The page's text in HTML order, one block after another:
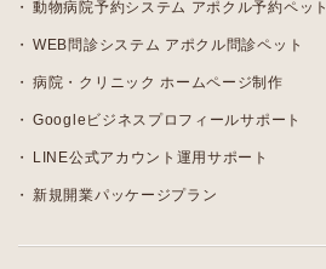
動物病院予約システム アポクル予約ペット
WEB問診システム アポクル問診ペット
病院・クリニック ホームページ制作
Googleビジネスプロフィールサポート
LINE公式アカウント運用サポート
新規開業パッケージプラン